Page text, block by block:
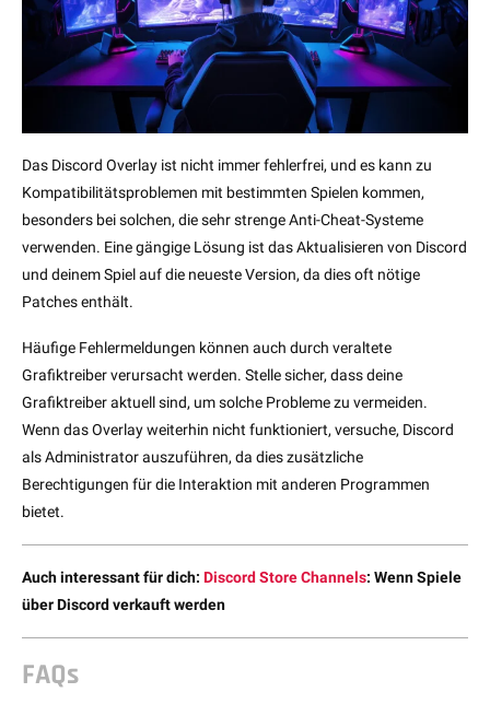
Das Discord Overlay ist nicht immer fehlerfrei, und es kann zu
Kompatibilitätsproblemen mit bestimmten Spielen kommen,
besonders bei solchen, die sehr strenge Anti-Cheat-Systeme
verwenden. Eine gängige Lösung ist das Aktualisieren von Discord
und deinem Spiel auf die neueste Version, da dies oft nötige
Patches enthält.
Häufige Fehlermeldungen können auch durch veraltete
Grafiktreiber verursacht werden. Stelle sicher, dass deine
Grafiktreiber aktuell sind, um solche Probleme zu vermeiden.
Wenn das Overlay weiterhin nicht funktioniert, versuche, Discord
als Administrator auszuführen, da dies zusätzliche
Berechtigungen für die Interaktion mit anderen Programmen
bietet.
Auch interessant für dich: Discord Store Channels: Wenn Spiele
über Discord verkauft werden
FAQs